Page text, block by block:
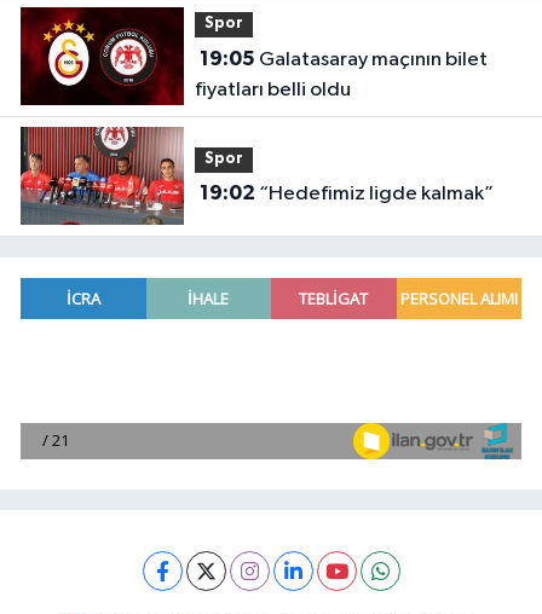
Spor
19:05
fiyatları belli oldu
Spor
19:02 “Hedefimiz ligde kalmak”